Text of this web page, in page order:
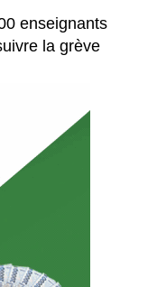
enseignants
la grève